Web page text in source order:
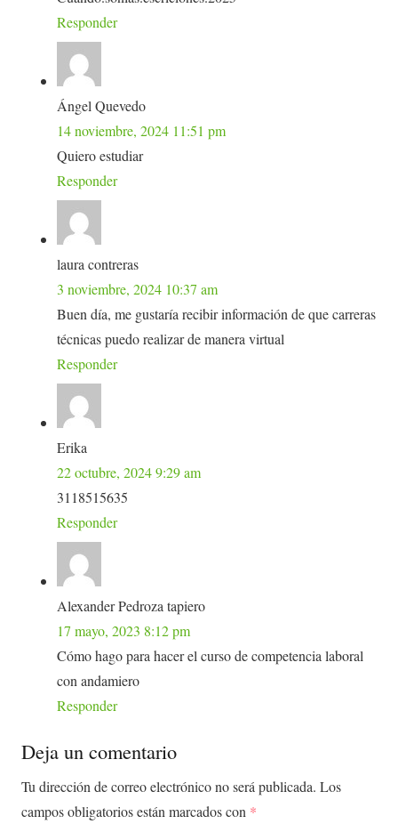
Responder
Ángel Quevedo
14 noviembre, 2024 11:51 pm
Quiero estudiar
Responder
laura contreras
3 noviembre, 2024 10:37 am
Buen día, me gustaría recibir información de que carreras
técnicas puedo realizar de manera virtual
Responder
Erika
22 octubre, 2024 9:29 am
3118515635
Responder
Alexander Pedroza tapiero
17 mayo, 2023 8:12 pm
Cómo hago para hacer el curso de competencia laboral
con andamiero
Responder
Deja un comentario
Tu dirección de correo electrónico no será publicada. Los
campos obligatorios están marcados con *